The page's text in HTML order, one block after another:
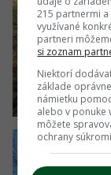
215 partnermi
využívané
partneri
si zoznam
Niektorí
základe
námietku
alebo v ponuke
môžete
ochrany